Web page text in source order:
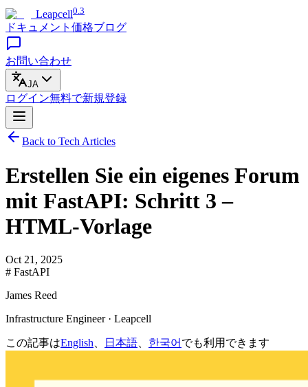
Leapcell0.3
ドキュメント 価格ブログ
お問い合わせ
JA
ログイン無料で新規登録
Back to Tech Articles
Erstellen Sie ein eigenes Forum
mit FastAPI: Schritt 3 –
HTML-Vorlage
Oct 21, 2025
# FastAPI
James Reed
Infrastructure Engineer · Leapcell
この記事はEnglish 日本語 한국어 でも利用できます